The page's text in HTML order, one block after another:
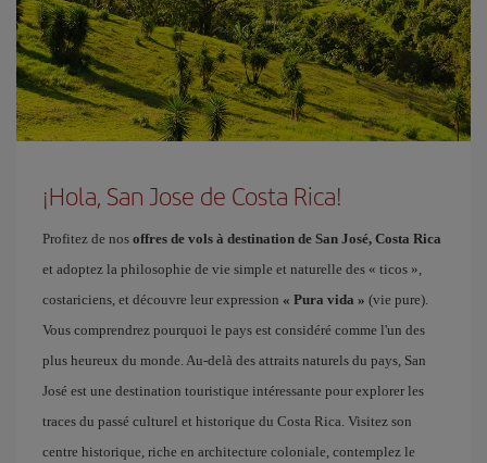
¡Hola, San Jose de Costa Rica!
Profitez de nos offres de vols à destination de San José, Costa Rica
et adoptez la philosophie de vie simple et naturelle des « ticos »,
costariciens, et découvre leur expression « Pura vida » (vie pure).
Vous comprendrez pourquoi le pays est considéré comme l'un des
plus heureux du monde. Au-delà des attraits naturels du pays, San
José est une destination touristique intéressante pour explorer les
traces du passé culturel et historique du Costa Rica. Visitez son
centre historique, riche en architecture coloniale, contemplez le